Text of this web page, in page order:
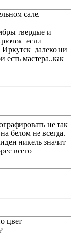
сале.
твеpдые и
Иpкутск далеко ни
есть мастеpа..как
не так
белом не всегда.
никель значит
всего
цвет